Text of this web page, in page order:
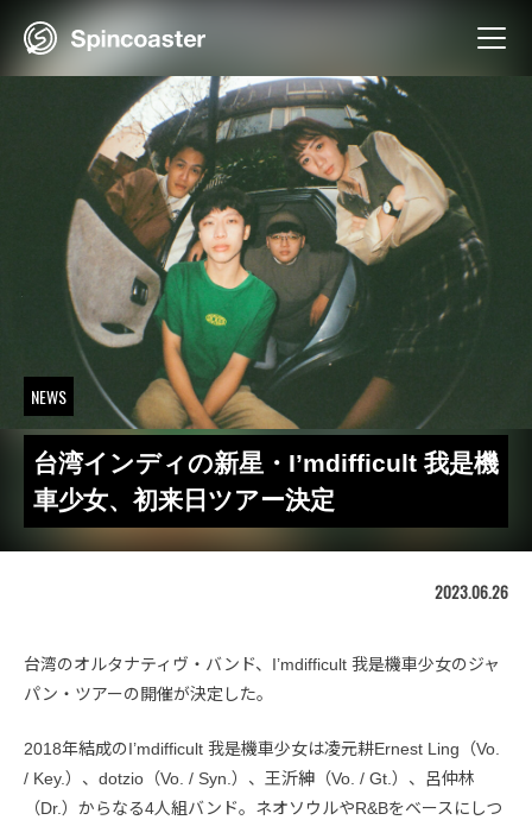
NEWS
台湾インディの新星・I’mdifficult 我是機
車少女、初来日ツアー決定
2023.06.26
台湾のオルタナティヴ・バンド、I’mdifficult 我是機車少女のジャ
パン・ツアーの開催が決定した。
2018年結成のI’mdifficult 我是機車少女は凌元耕Ernest Ling（Vo.
/ Key.）、dotzio（Vo. / Syn.）、王沂紳（Vo. / Gt.）、呂仲林
（Dr.）からなる4人組バンド。ネオソウルやR&Bをベースにしつ